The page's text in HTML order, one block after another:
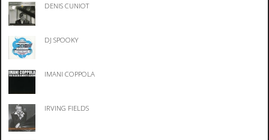
DENIS CUNIOT
DJ SPOOKY
IMANI COPPOLA
IRVING FIELDS